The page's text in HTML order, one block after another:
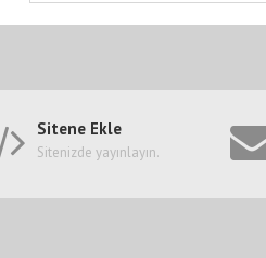
Sitene Ekle
Sitenizde yayınlayın.